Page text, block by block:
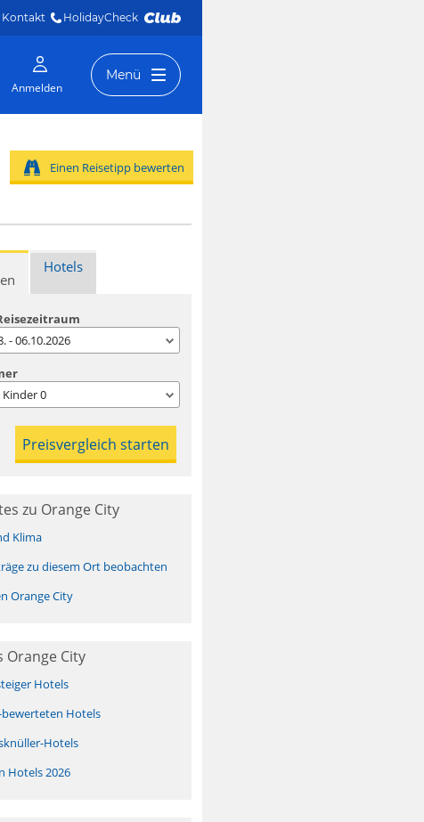
Kontakt HolidayCheck
Anmelden
Menü
Einen Reisetipp bewerten
Hotels
- 06.10.2026
Kinder0
zu Orange City
Klima
zu diesem Ort beobachten
Orange City
Orange City
Hotels
bewerteten Hotels
Hotels
Hotels 2026